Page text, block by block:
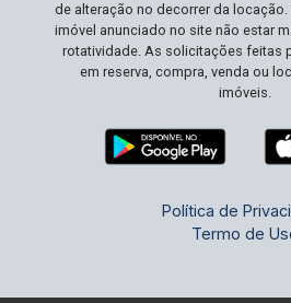
área de crescimento
e desfrute de todas as
maravilhosa residência!
de alteração no decorrer da
imóvel anunciado no site não estar
rotatividade. As solicitações feitas
em reserva, compra, venda ou
imóveis.
Política de
Termo de